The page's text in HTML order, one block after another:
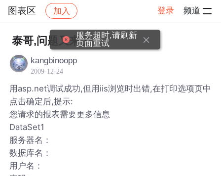
图表区 加入 登录 频道
社区 图表区 帖子详情
泰哥,问题又来了
kangbinoopp
2009-12-24
用asp.net调试成功,但用iis浏览时出错,在打印选项页中
点击确定后,提示:
您请求的报表需要更多信息
DataSet1
服务器名：
数据库名：
用户名：
服务超时,请刷新
页面重试